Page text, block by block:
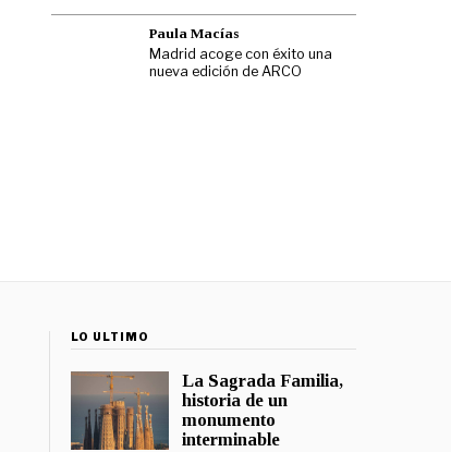
Paula Macías
Madrid acoge con éxito una
nueva edición de ARCO
LO ÚLTIMO
La Sagrada Familia,
historia de un
monumento
interminable